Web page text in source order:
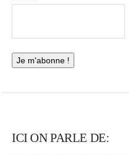
ICI ON PARLE DE: